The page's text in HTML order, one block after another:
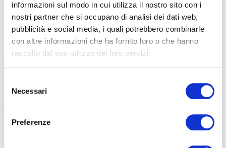
informazioni sul modo in cui utilizza il nostro sito con i
nostri partner che si occupano di analisi dei dati web,
pubblicità e social media, i quali potrebbero combinarle
con altre informazioni che ha fornito loro o che hanno
raccolto dal suo utilizzo dei loro servizi.
delNecessari
Preferenze
TUTTE LE CATEGORIE DEL MAGAZINE